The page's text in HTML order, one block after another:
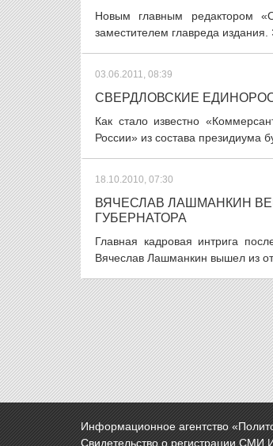
Новым главным редактором
заместителем главреда
03.06.2011, 08:39
СВЕРДЛОВСКИЕ
Как стало известно
России» из состава президиума
18.10.2010, 07:30
ВЯЧЕСЛАВ ЛАШМАНКИН
ГУБЕРНАТОРА
Главная кадровая интрига
Вячеслав Лашманкин вышел из
Информационное агентство
Свидетельство о регистрации